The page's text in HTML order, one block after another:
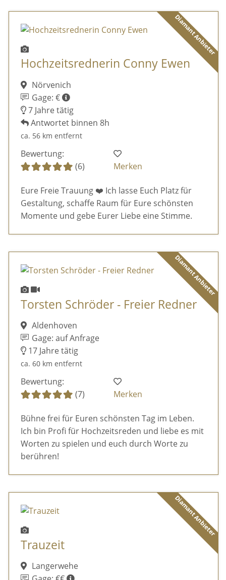
Diamant Anbieter
Hochzeitsrednerin Conny Ewen
Nörvenich
Gage: €
7 Jahre tätig
Antwortet binnen 8h
ca. 56 km entfernt
Bewertung:
(6)
Merken
Eure Freie Trauung ❤️ Ich lasse Euch Platz für
Gestaltung, schaffe Raum für Eure schönsten
Momente und gebe Eurer Liebe eine Stimme.
Diamant Anbieter
Torsten Schröder - Freier Redner
Aldenhoven
Gage: auf Anfrage
17 Jahre tätig
ca. 60 km entfernt
Bewertung:
(7)
Merken
Bühne frei für Euren schönsten Tag im Leben.
Ich bin Profi für Hochzeitsreden und liebe es mit
Worten zu spielen und euch durch Worte zu
berühren!
Diamant Anbieter
Trauzeit
Langerwehe